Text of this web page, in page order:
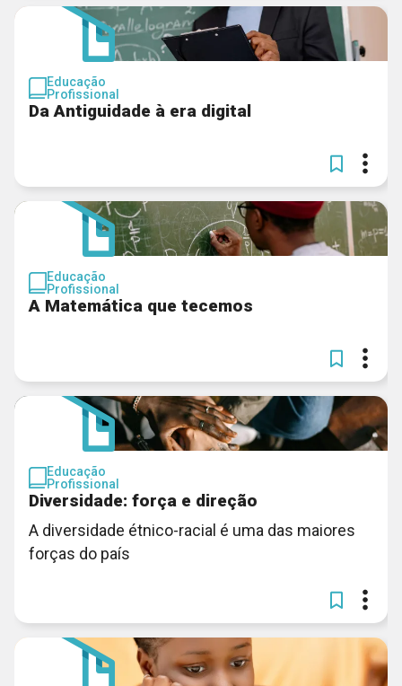
Educação
Profissional
Da Antiguidade à era digital
Educação
Profissional
A Matemática que tecemos
Educação
Profissional
Diversidade: força e direção
A diversidade étnico-racial é uma das maiores
forças do país